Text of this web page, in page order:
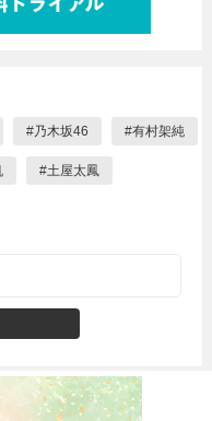
#乃木坂46 #有村架純
#土屋太鳳